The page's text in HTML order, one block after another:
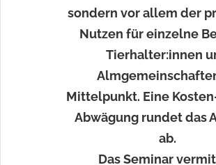
sondern vor allem der
Nutzen für einzelne
Tierhalter:innen
Mittelpunkt. Eine
Abwägung rundet das
ab.
Das Seminar